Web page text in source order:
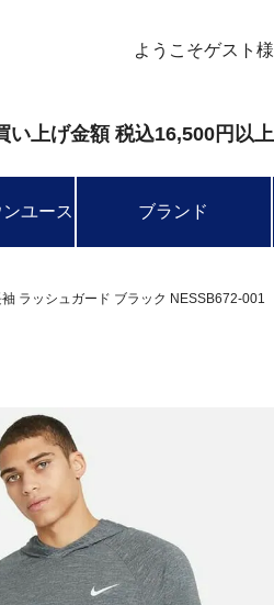
ようこそゲスト様
い上げ金額 税込16,500円以上
ユース ブランド
ラッシュガード ブラック NESSB672-001